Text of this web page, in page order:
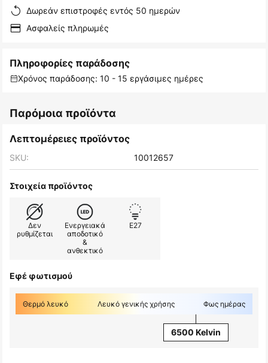
Δωρεάν επιστροφές εντός 50 ημερών
Ασφαλείς πληρωμές
Πληροφορίες παράδοσης
Χρόνος παράδοσης: 10 - 15 εργάσιμες ημέρες
Παρόμοια προϊόντα
Λεπτομέρειες προϊόντος
SKU: 10012657
Στοιχεία προϊόντος
Δεν
ρυθμίζεται
Ενεργειακά
αποδοτικό
&
ανθεκτικό
E27
Εφέ φωτισμού
Θερμό λευκό Λευκό γενικής χρήσης Φως ημέρας
6500 Kelvin